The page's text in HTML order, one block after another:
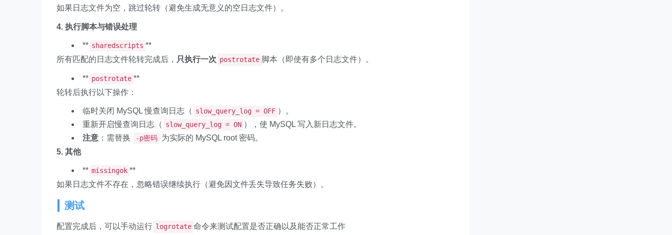
如果日志文件为空，跳过轮转（避免生成无意义的空日志文件）。
4. 执行脚本与错误处理
** sharedscripts **
所有匹配的日志文件轮转完成后， 只执行一次 postrotate 脚本（即使有多个日志文件）。
** postrotate **
轮转后执行以下操作：
临时关闭 MySQL 慢查询日志（ slow_query_log = OFF ）。
重新开启慢查询日志（ slow_query_log = ON ），使 MySQL 写入新日志文件。
注意 ：需替换 -p密码 为实际的 MySQL root 密码。
5. 其他
** missingok **
如果日志文件不存在，忽略错误继续执行（避免因文件丢失导致任务失败）。
测试
配置完成后，可以手动运行 logrotate 命令来测试配置是否正确以及能否正常工作